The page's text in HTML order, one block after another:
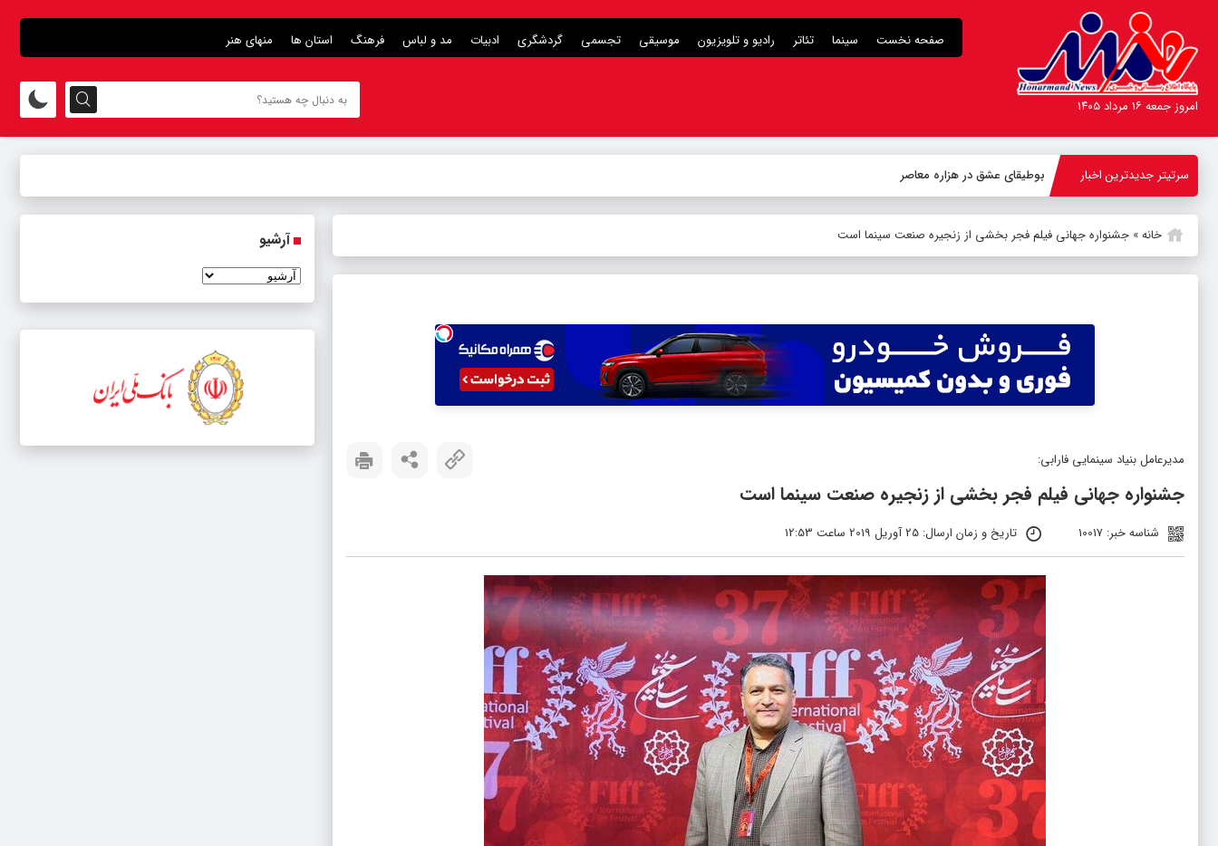
صفحه نخست سینما تئاتر رادیو و تلویزیون موسیقی تجسمی گردشگری ادبیات مد و لباس فرهنگ استان ها منهای هنر
امروز جمعه ۱۶ مرداد ۱۴۰۵
سرتیتر جدیدترین اخبار بوطیقای عشق در هزاره معاصر
خانه» جشنواره جهانی فیلم فجر بخشی از زنجیره صنعت سینما است
مدیرعامل بنیاد سینمایی فارابی:
جشنواره جهانی فیلم فجر بخشی از زنجیره صنعت سینما است
شناسه خبر: 10017 تاریخ و زمان ارسال: 25 آوریل 2019 ساعت 12:53
آرشیو